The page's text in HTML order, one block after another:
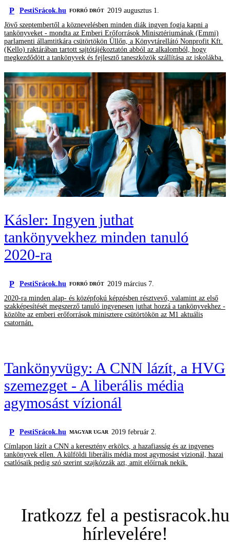
P PestiSrácok.hu FORRÓ DRÓT
2019 augusztus 1.
Jövő szeptembertől a köznevelésben minden diák ingyen fogja kapni a
tankönyveket - mondta az Emberi Erőforrások Minisztériumának (Emmi)
parlamenti államtitkára csütörtökön Üllőn, a Könyvtárellátó Nonprofit Kft.
(Kello) raktárában tartott sajtótájékoztatón abból az alkalomból, hogy
megkezdődött a tankönyvek és fejlesztő taneszközök szállítása az iskolákba.
Kásler: Ingyen juthat
tankönyvekhez minden tanuló
2020-ra
P PestiSrácok.hu FORRÓ DRÓT 2019 március 7.
2020-ra minden alap- és középfokú képzésben résztvevő, valamint az első
szakképesítését megszerző tanuló ingyenesen juthat hozzá a tankönyvekhez -
közölte az emberi erőforrások minisztere csütörtökön az M1 aktuális
csatornán.
Tankönyvügy: A CNN lázít, a HVG
szemezget - A liberális média
agymosást vízionál
P PestiSrácok.hu MAGYAR UGAR 2019 február 2.
Címlapon lázít a CNN a keresztény erkölcs, a hazafiasság és az ingyenes
tankönyvek ellen. A külföldi liberális média most agymosást vizionál, hazai
csatlósaik pedig szó szerint szajkózzák azt, amit előírnak nekik.
Iratkozz fel a pestisracok.hu
hírlevelére!